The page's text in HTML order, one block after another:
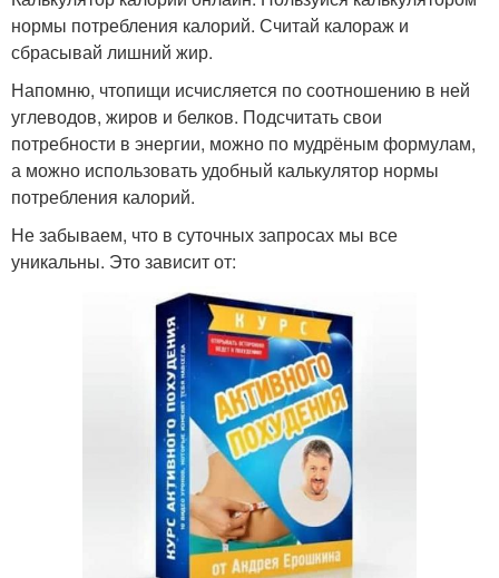
нормы потребления калорий. Считай калораж и
сбрасывай лишний жир.
Напомню, чтопищи исчисляется по соотношению в ней
углеводов, жиров и белков. Подсчитать свои
потребности в энергии, можно по мудрёным формулам,
а можно использовать удобный калькулятор нормы
потребления калорий.
Не забываем, что в суточных запросах мы все
уникальны. Это зависит от: